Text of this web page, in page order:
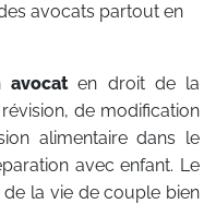
avocats partout en
avocaten droit de la
de modification
alimentaire dans le
avec enfant. Le
la vie de couple bien